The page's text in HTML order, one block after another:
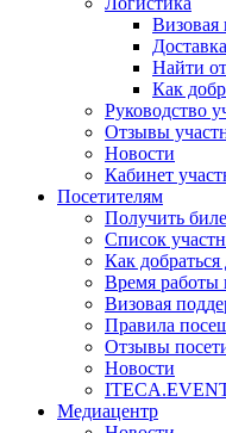
Визовая
Найти
Как
Руководство
Отзывы
Новости
Кабинет
Посетителям
Получить
Список
Как
Время работы
Визовая
Правила
Отзывы
Новости
Медиацентр